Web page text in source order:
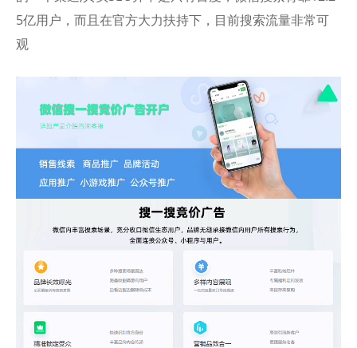
5亿用户，而且在官方大力扶持下，目前搜索流量非常可
观